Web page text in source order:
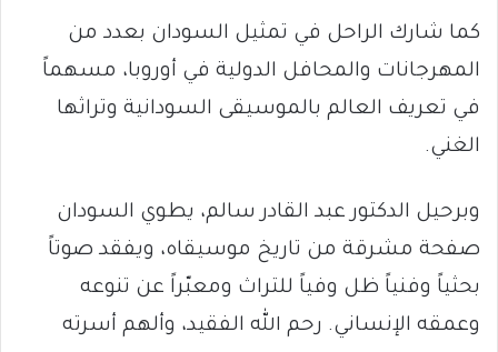
كما شارك الراحل في تمثيل السودان بعدد من
المهرجانات والمحافل الدولية في أوروبا، مسهماً
في تعريف العالم بالموسيقى السودانية وتراثها
الغني.
وبرحيل الدكتور عبد القادر سالم، يطوي السودان
صفحة مشرقة من تاريخ موسيقاه، ويفقد صوتاً
بحثياً وفنياً ظل وفياً للتراث ومعبّراً عن تنوعه
وعمقه الإنساني. رحم الله الفقيد، وألهم أسرته